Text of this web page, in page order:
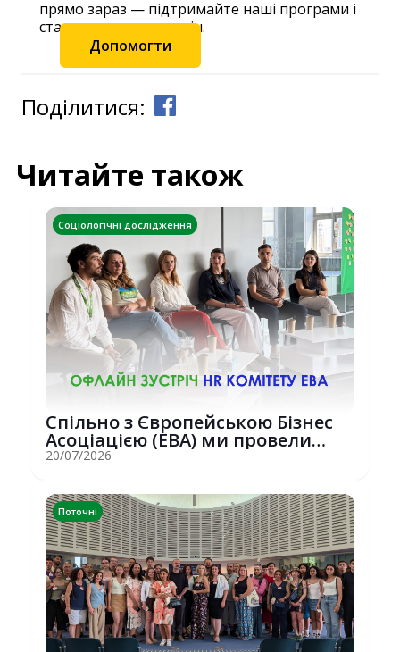
прямо зараз — підтримайте наші програми і
станьте частиною змін.
Допомогти
Поділитися:
Читайте також
Соціологічні дослідження
Спільно з Європейською Бізнес
Асоціацією (EBA) ми провели
потужну о...
20/07/2026
Поточні